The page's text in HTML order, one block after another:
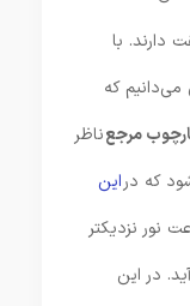
دارند. با
که
مرجعناظر
که دراین
نزدیکتر
در این